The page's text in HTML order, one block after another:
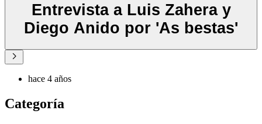
Entrevista a Luis Zahera y
Diego Anido por 'As bestas'
hace 4 años
Categoría